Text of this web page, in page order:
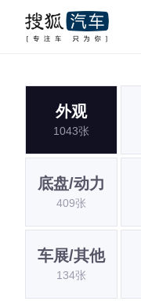
外观
1043张
底盘/动力
409张
车展/其他
134张